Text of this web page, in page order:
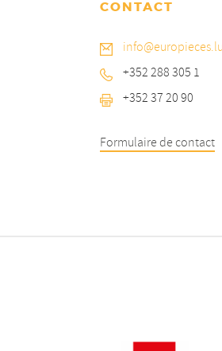
CONTACT
info@europieces.lu
+352 288 305 1
+352 37 20 90
Formulaire de contact